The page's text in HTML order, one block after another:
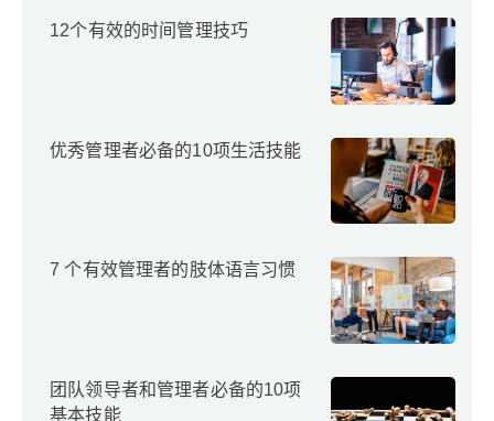
12个有效的时间管理技巧
优秀管理者必备的10项生活技能
7 个有效管理者的肢体语言习惯
团队领导者和管理者必备的10项
基本技能